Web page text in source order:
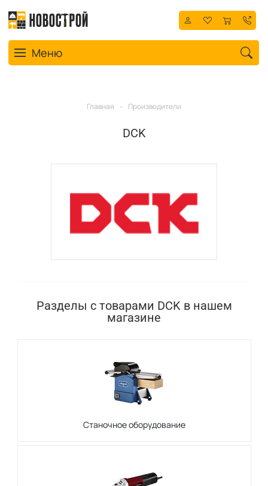
Toggle navigation
Меню
Главная - Производители
DCK
Разделы с товарами DCK в нашем
магазине
Станочное оборудование